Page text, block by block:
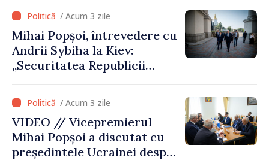
cultural al Ucrainei
/ Acum 3 zile
Mihai Popșoi, întrevedere cu
Andrii Sybiha la Kiev:
„Securitatea Republicii
de securitatea Ucrainei”
/ Acum 3 zile
VIDEO // Vicepremierul
Mihai Popșoi a discutat cu
președintele Ucrainei despre